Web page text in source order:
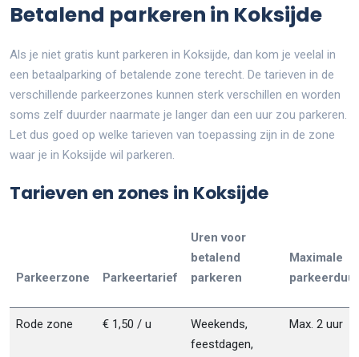
Betalend parkeren in Koksijde
Als je niet gratis kunt parkeren in Koksijde, dan kom je veelal in
een betaalparking of betalende zone terecht. De tarieven in de
verschillende parkeerzones kunnen sterk verschillen en worden
soms zelf duurder naarmate je langer dan een uur zou parkeren.
Let dus goed op welke tarieven van toepassing zijn in de zone
waar je in Koksijde wil parkeren.
Tarieven en zones in Koksijde
Parkeerzone Parkeertarief
Uren voor
betalend
parkeren
Maximale
parkeerduur
Rode zone € 1,50 / u
Weekends,
feestdagen,
Max. 2 uur